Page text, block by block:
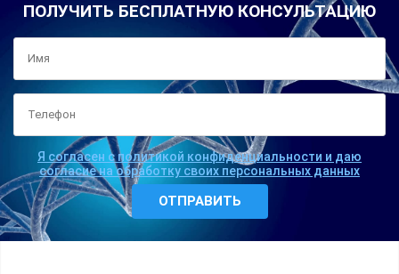
ПОЛУЧИТЬ БЕСПЛАТНУЮ КОНСУЛЬТАЦИЮ
Я согласен с политикой конфиденциальности и даю
согласие на обработку своих персональных данных